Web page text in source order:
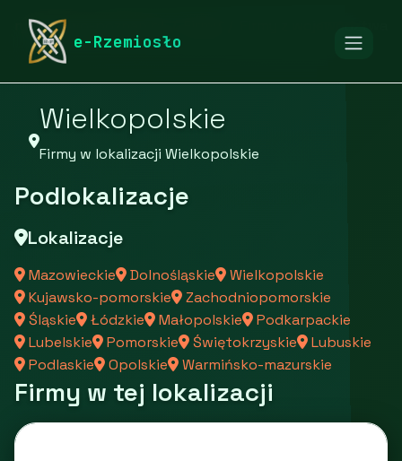
e-Rzemiosło
rymarstwo-poznan.pl
Wielkopolskie
Firmy w lokalizacji Wielkopolskie
Podlokalizacje
Lokalizacje
Mazowieckie Dolnośląskie
Wielkopolskie
Kujawsko-pomorskie
Zachodniopomorskie
Śląskie
Łódzkie Małopolskie
Podkarpackie
Lubelskie
Pomorskie Świętokrzyskie
Lubuskie
Podlaskie
Opolskie Warmińsko-mazurskie
Firmy w tej lokalizacji